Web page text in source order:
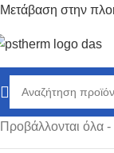
Μετάβαση στην
Προβάλλονται όλα